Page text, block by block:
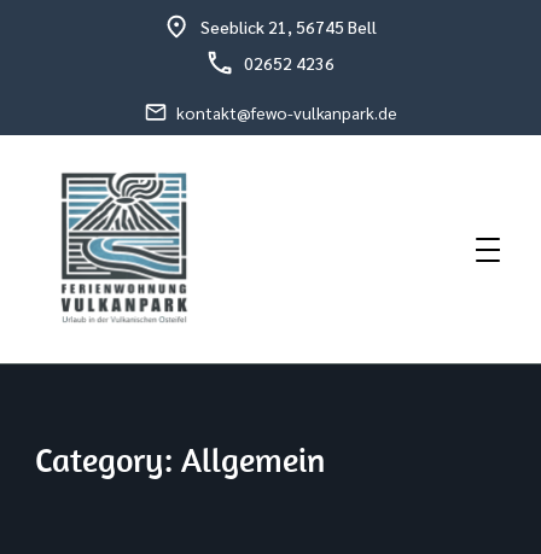
Seeblick 21, 56745 Bell
02652 4236
kontakt@fewo-vulkanpark.de
Vakantieappartement Schneider
Category: Allgemein